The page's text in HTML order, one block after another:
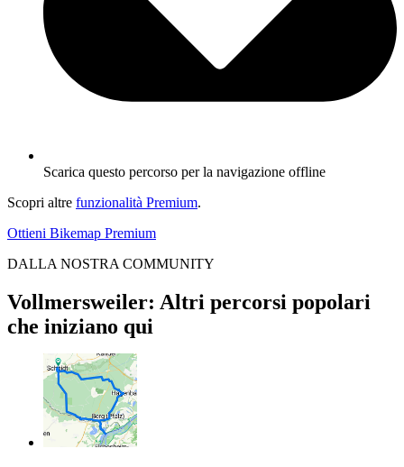
Scarica questo percorso per la navigazione offline
Scopri altre funzionalità Premium.
Ottieni Bikemap Premium
DALLA NOSTRA COMMUNITY
Vollmersweiler: Altri percorsi popolari
che iniziano qui